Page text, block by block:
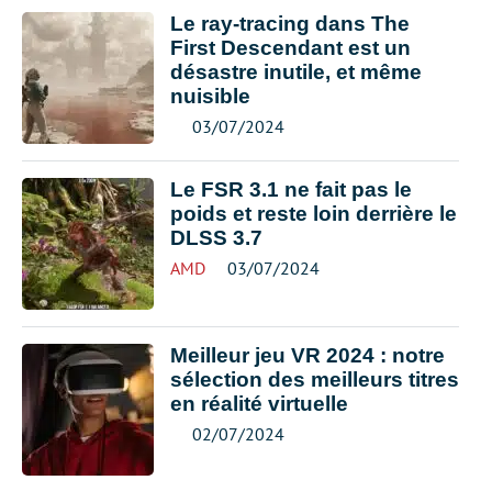
Le ray-tracing dans The
First Descendant est un
désastre inutile, et même
nuisible
03/07/2024
Le FSR 3.1 ne fait pas le
poids et reste loin derrière le
DLSS 3.7
AMD 03/07/2024
Meilleur jeu VR 2024 : notre
sélection des meilleurs titres
en réalité virtuelle
02/07/2024